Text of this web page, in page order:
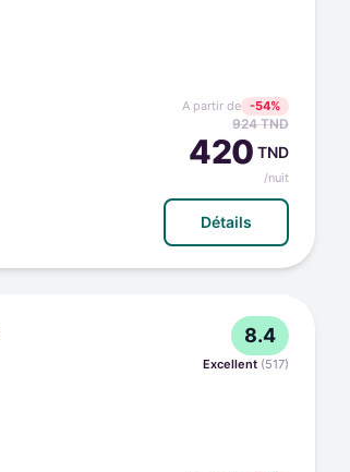
A partir de -54%
924 TND
420 TND
/nuit
Détails
8.4
Excellent (517)